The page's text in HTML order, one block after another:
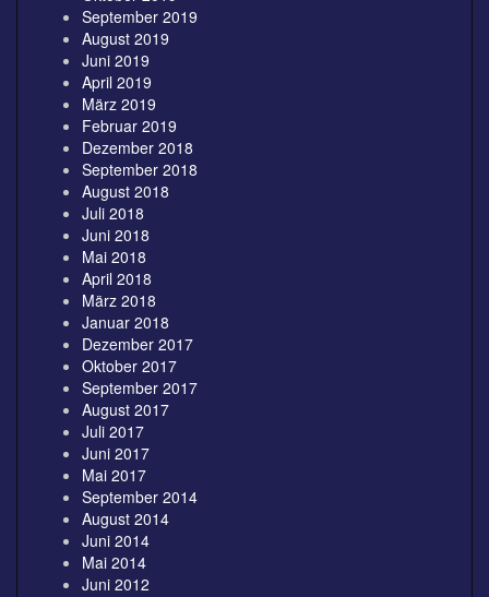
September 2019
August 2019
Juni 2019
April 2019
März 2019
Februar 2019
Dezember 2018
September 2018
August 2018
Juli 2018
Juni 2018
Mai 2018
April 2018
März 2018
Januar 2018
Dezember 2017
Oktober 2017
September 2017
August 2017
Juli 2017
Juni 2017
Mai 2017
September 2014
August 2014
Juni 2014
Mai 2014
Juni 2012